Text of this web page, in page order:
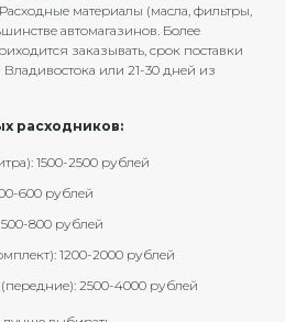
материалы (масла, фильтры,
автомагазинов. Более
заказывать, срок поставки
Владивостока или 21-30 дней из
расходников:
1500-2500 рублей
600 рублей
800 рублей
1200-2000 рублей
2500-4000 рублей